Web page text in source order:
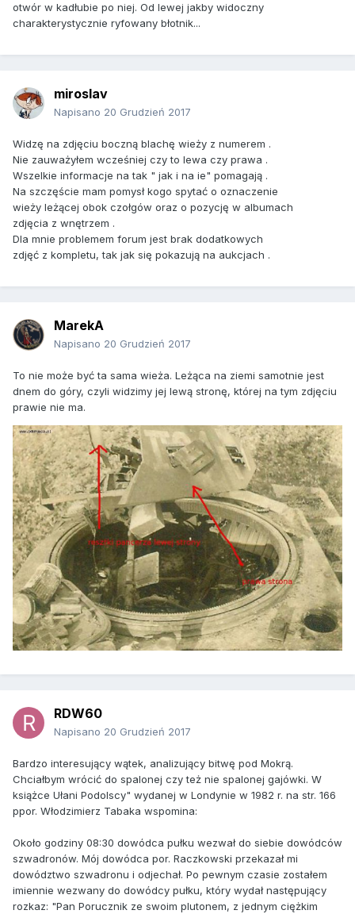
otwór w kadłubie po niej. Od lewej jakby widoczny
charakterystycznie ryfowany błotnik...
miroslav
Napisano 20 Grudzień 2017
Widzę na zdjęciu boczną blachę wieży z numerem .
Nie zauważyłem wcześniej czy to lewa czy prawa .
Wszelkie informacje na tak " jak i na ie" pomagają .
Na szczęście mam pomysł kogo spytać o oznaczenie
wieży leżącej obok czołgów oraz o pozycję w albumach
zdjęcia z wnętrzem .
Dla mnie problemem forum jest brak dodatkowych
zdjęć z kompletu, tak jak się pokazują na aukcjach .
MarekA
Napisano 20 Grudzień 2017
To nie może być ta sama wieża. Leżąca na ziemi samotnie jest
dnem do góry, czyli widzimy jej lewą stronę, której na tym zdjęciu
prawie nie ma.
RDW60
Napisano 20 Grudzień 2017
Bardzo interesujący wątek, analizujący bitwę pod Mokrą.
Chciałbym wrócić do spalonej czy też nie spalonej gajówki. W
książce Ułani Podolscy" wydanej w Londynie w 1982 r. na str. 166
ppor. Włodzimierz Tabaka wspomina:
Około godziny 08:30 dowódca pułku wezwał do siebie dowódców
szwadronów. Mój dowódca por. Raczkowski przekazał mi
dowództwo szwadronu i odjechał. Po pewnym czasie zostałem
imiennie wezwany do dowódcy pułku, który wydał następujący
rozkaz: "Pan Porucznik ze swoim plutonem, z jednym ciężkim